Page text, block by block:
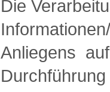
Die
Anliegens 